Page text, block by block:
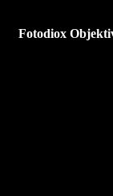
Fotodiox